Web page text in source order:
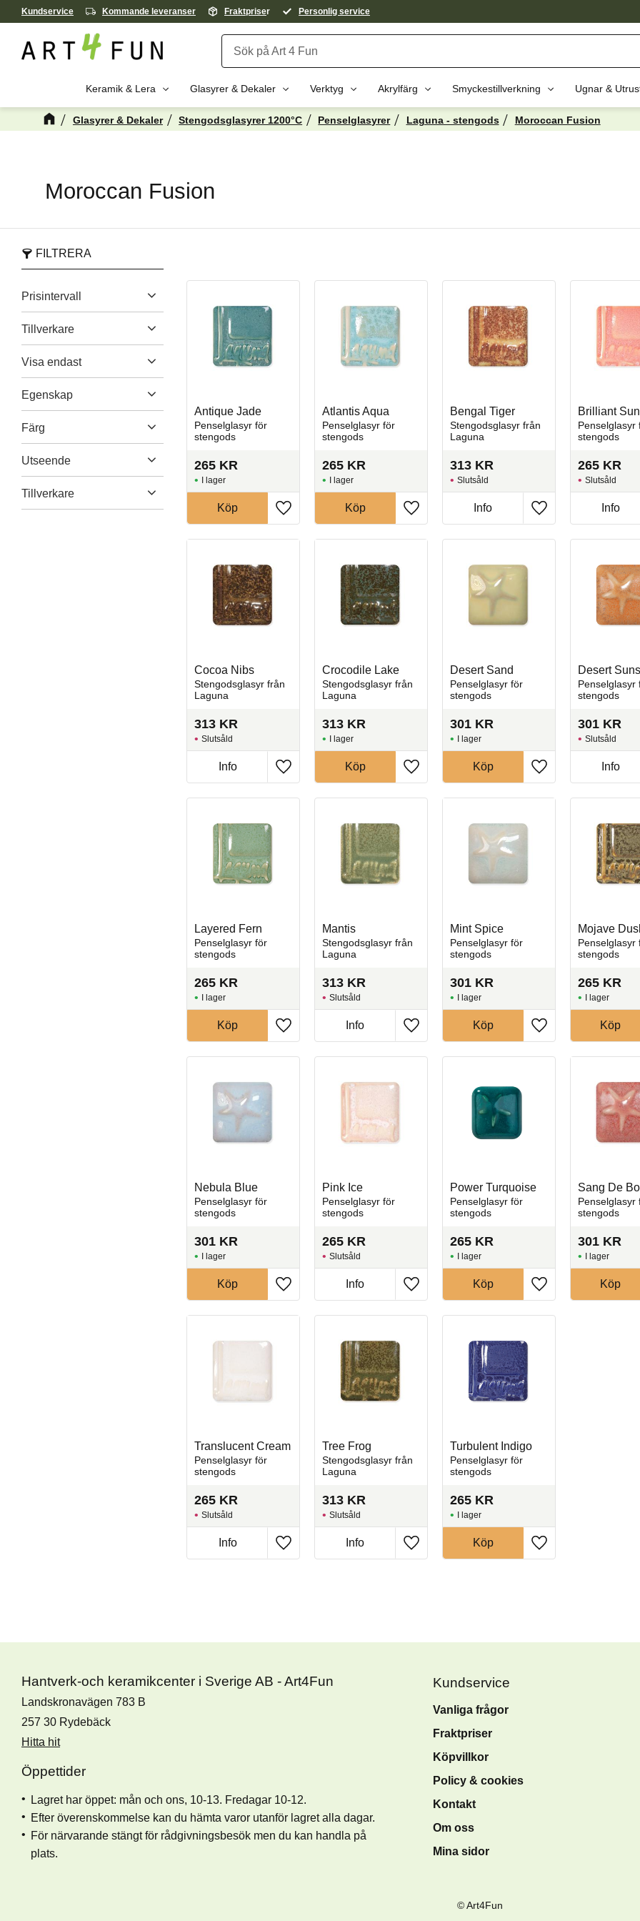
Kundservice Kommande leveranser Fraktpriser Personlig service
Keramik & Lera Glasyrer & Dekaler Verktyg Akrylfärg Smyckestillverkning Ugnar &
Glasyrer & Dekaler Stengodsglasyrer 1200°C Penselglasyrer Laguna - stengods Moroccan Fusion
Moroccan Fusion
FILTRERA
Prisintervall
265
Tillverkare
Laguna Clay Company
27
Visa endast
Finns i lager
Egenskap
Penselglasyr
27
Stengods
Färg
Beige
Blå
6
Brun
3
Grå
1
Utseende
Blank
Matt
1
Tillverkare
Antique Jade
Penselglasyr för
stengods
265 KR
Lägg till i favoriter
I lager
Köp
Atlantis Aqua
Penselglasyr för
stengods
265KR
Lägg till i favoriter
I lager
Köp
Bengal Tiger
Stengodsglasyr från
Laguna
313KR
Lägg till i favoriter
Slutsåld
Info
Brilliant
Penselglasyr
stengods
265KR
Slutsåld
Info
Cocoa Nibs
Stengodsglasyr från
Laguna
313 KR
Lägg till i favoriter
Slutsåld
Info
Crocodile Lake
Stengodsglasyr från
Laguna
313KR
Lägg till i favoriter
I lager
Köp
Desert Sand
Penselglasyr för
stengods
301KR
Lägg till i favoriter
I lager
Köp
Desert
Penselglasyr
stengods
301KR
Slutsåld
Info
Layered Fern
Penselglasyr för
stengods
265 KR
Lägg till i favoriter
I lager
Köp
Mantis
Stengodsglasyr från
Laguna
313KR
Lägg till i favoriter
Slutsåld
Info
Mint Spice
Penselglasyr för
stengods
301KR
Lägg till i favoriter
I lager
Köp
Mojave
Penselglasyr
stengods
265KR
I lager
Köp
Nebula Blue
Penselglasyr för
stengods
301 KR
Lägg till i favoriter
I lager
Köp
Pink Ice
Penselglasyr för
stengods
265KR
Lägg till i favoriter
Slutsåld
Info
Power Turquoise
Penselglasyr för
stengods
265KR
Lägg till i favoriter
I lager
Köp
Sang De
Penselglasyr
stengods
301KR
I lager
Köp
Translucent Cream
Penselglasyr för
stengods
265 KR
Lägg till i favoriter
Slutsåld
Info
Tree Frog
Stengodsglasyr från
Laguna
313KR
Lägg till i favoriter
Slutsåld
Info
Turbulent Indigo
Penselglasyr för
stengods
265KR
Lägg till i favoriter
I lager
Köp
Hantverk-och keramikcenter i Sverige AB - Art4Fun
Landskronavägen 783 B
257 30 Rydebäck
Hitta hit
Öppettider
Lagret har öppet: mån och ons, 10-13. Fredagar 10-12.
Efter överenskommelse kan du hämta varor utanför lagret alla dagar.
För närvarande stängt för rådgivningsbesök men du kan handla på
plats.
Kundservice
Vanliga frågor
Fraktpriser
Köpvillkor
Policy & cookies
Kontakt
Om oss
Mina sidor
© Art4Fun